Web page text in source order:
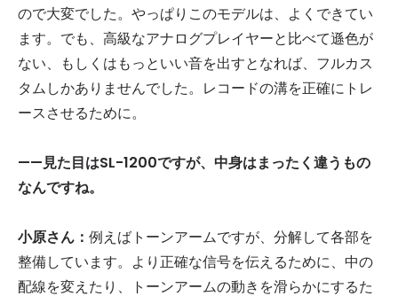
ので大変でした。やっぱりこのモデルは、よくできてい
ます。でも、高級なアナログプレイヤーと比べて遜色が
ない、もしくはもっといい音を出すとなれば、フルカス
タムしかありませんでした。レコードの溝を正確にトレ
ースさせるために。
——見た目はSL-1200ですが、中身はまったく違うもの
なんですね。
小原さん： 例えばトーンアームですが、分解して各部を
整備しています。より正確な信号を伝えるために、中の
配線を変えたり、トーンアームの動きを滑らかにするた